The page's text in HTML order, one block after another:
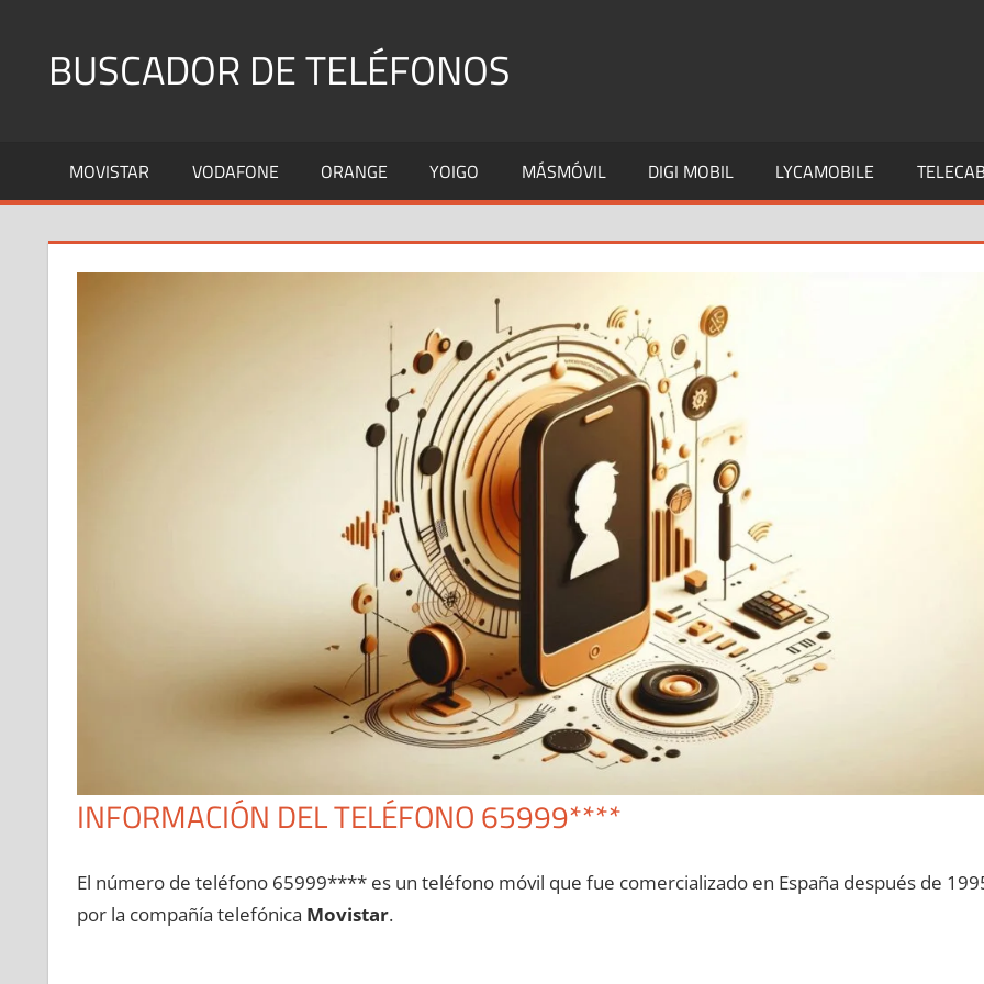
contenidoBUSCADOR DE TELÉFONOS
Fijos
y
MOVISTAR VODAFONE ORANGE YOIGO MÁSMÓVIL DIGI MOBIL LYCAMOBILE
INFORMACIÓN DEL TELÉFONO 65999****
El número dе teléfono 65999**** es un teléfono móvil quе fue comercializado en España después dе
pοr la compañía telefónica Movistar.